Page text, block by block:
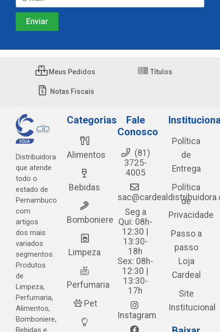
Meus Pedidos Títulos
Notas Fiscais
Distribuidora
que atende
todo o
estado de
Pernambuco
com
artigos
dos mais
variados
segmentos:
Produtos
de
Limpeza,
Perfumaria,
Alimentos,
Bomboniere,
Bebidas e
Categorias
Alimentos
Bebidas
Bomboniere
Limpeza
Perfumaria
Pet
Fale
Conosco
(81)
3725-
4005
Seg a
Qui: 08h-
12:30 |
13:30-
18h
Sex: 08h-
12:30 |
13:30-
17h
Instagram
Política
de
Entrega
Política
de
Privacidade
Passo a
passo
Loja
Cardeal
Site
Institucional